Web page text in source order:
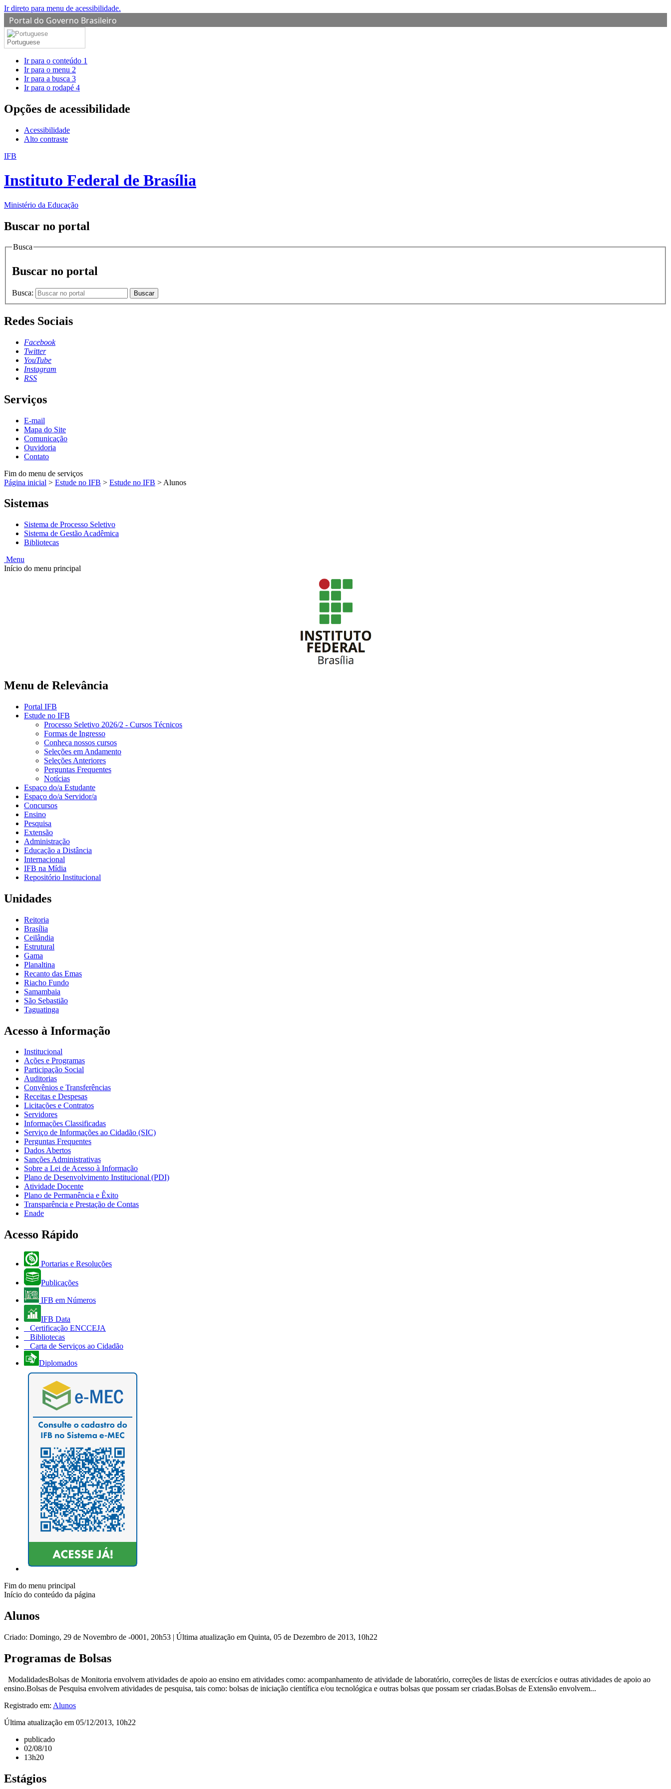
Ir direto para menu de acessibilidade.
Portal do Governo Brasileiro
Portuguese
Ir para o conteúdo 1
Ir para o menu 2
Ir para a busca 3
Ir para o rodapé 4
Opções de acessibilidade
Acessibilidade
Alto contraste
IFB
Instituto Federal de Brasília
Ministério da Educação
Buscar no portal
Busca
Buscar no portal
Busca: Buscar
Redes Sociais
Facebook
Twitter
YouTube
Instagram
RSS
Serviços
E-mail
Mapa do Site
Comunicação
Ouvidoria
Contato
Fim do menu de serviços
Página inicial > Estude no IFB > Estude no IFB > Alunos
Sistemas
Sistema de Processo Seletivo
Sistema de Gestão Acadêmica
Bibliotecas
Menu
Início do menu principal
Menu de Relevância
Portal IFB
Estude no IFB
Processo Seletivo 2026/2 - Cursos Técnicos
Formas de Ingresso
Conheça nossos cursos
Seleções em Andamento
Seleções Anteriores
Perguntas Frequentes
Notícias
Espaço do/a Estudante
Espaço do/a Servidor/a
Concursos
Ensino
Pesquisa
Extensão
Administração
Educação a Distância
Internacional
IFB na Mídia
Repositório Institucional
Unidades
Reitoria
Brasília
Ceilândia
Estrutural
Gama
Planaltina
Recanto das Emas
Riacho Fundo
Samambaia
São Sebastião
Taguatinga
Acesso à Informação
Institucional
Ações e Programas
Participação Social
Auditorias
Convênios e Transferências
Receitas e Despesas
Licitações e Contratos
Servidores
Informações Classificadas
Serviço de Informações ao Cidadão (SIC)
Perguntas Frequentes
Dados Abertos
Sanções Administrativas
Sobre a Lei de Acesso à Informação
Plano de Desenvolvimento Institucional (PDI)
Atividade Docente
Plano de Permanência e Êxito
Transparência e Prestação de Contas
Enade
Acesso Rápido
Portarias e Resoluções
Publicações
IFB em Números
IFB Data
Certificação ENCCEJA
Bibliotecas
Carta de Serviços ao Cidadão
Diplomados
Fim do menu principal
Início do conteúdo da página
Alunos
Criado: Domingo, 29 de Novembro de -0001, 20h53 | Última atualização em Quinta, 05 de Dezembro de 2013, 10h22
Programas de Bolsas
ModalidadesBolsas de Monitoria envolvem atividades de apoio ao ensino em atividades como: acompanhamento de atividade de laboratório, correções de listas de exercícios e outras atividades de apoio ao
ensino.Bolsas de Pesquisa envolvem atividades de pesquisa, tais como: bolsas de iniciação científica e/ou tecnológica e outras bolsas que possam ser criadas.Bolsas de Extensão envolvem...
Registrado em: Alunos
Última atualização em 05/12/2013, 10h22
publicado
02/08/10
13h20
Estágios